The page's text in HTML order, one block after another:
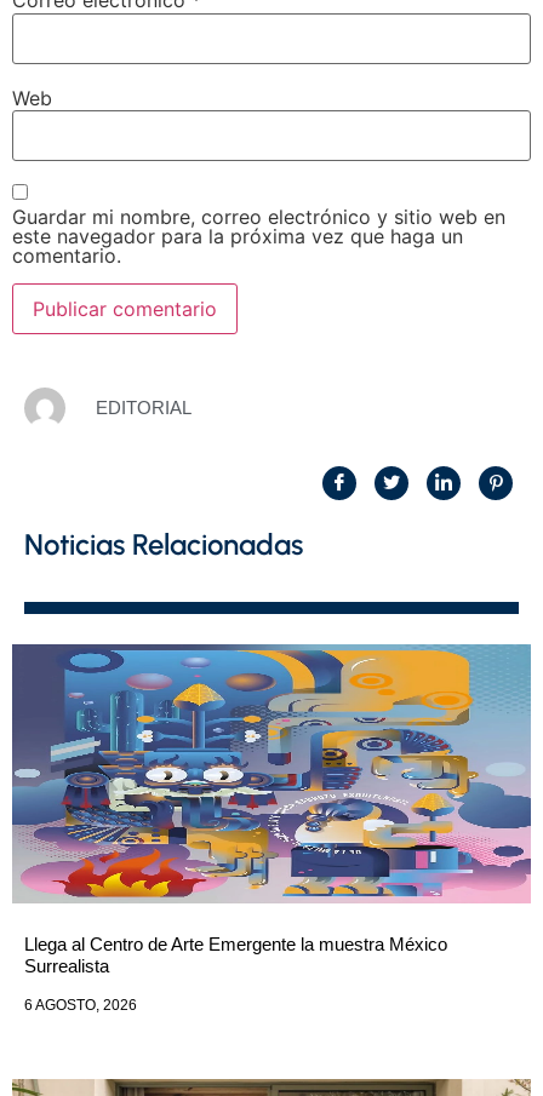
Web
Guardar mi nombre, correo electrónico y sitio web en
este navegador para la próxima vez que haga un
comentario.
EDITORIAL
Noticias Relacionadas
Llega al Centro de Arte Emergente la muestra México
Surrealista
6 AGOSTO, 2026